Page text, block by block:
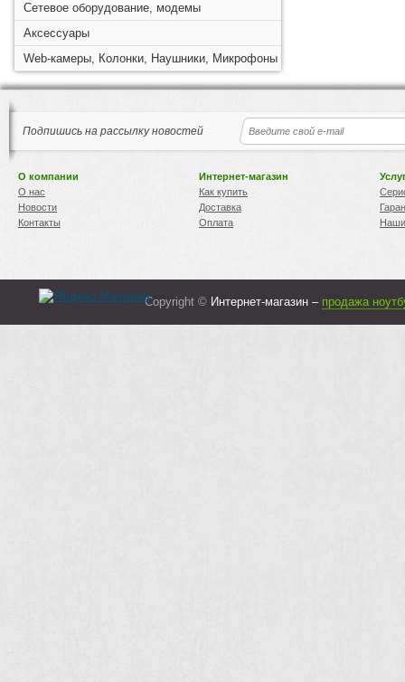
Сетевое оборудование, модемы
Аксессуары
Web-камеры, Колонки, Наушники, Микрофоны
Подпишись на рассылку новостей
О компании
О нас
Новости
Контакты
Интернет-магазин
Как купить
Доставка
Оплата
Copyright © Интернет-магазин – продажа